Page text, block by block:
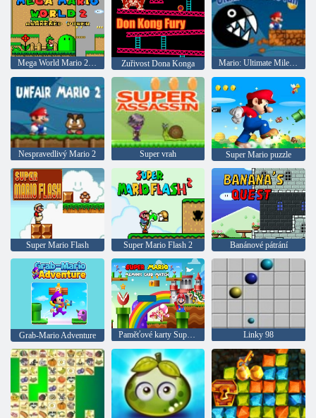
Mega World Mario 2: The Force Awakens Zuřivost Dona Konga Mario: Ultimate Mileage
Nespravedlivý Mario 2 Super vrah Super Mario puzzle
Super Mario Flash Super Mario Flash 2 Banánové pátrání
Grab-Mario Adventure Paměťové karty Super Mario Match Linky 98